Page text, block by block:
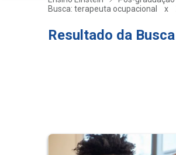
Busca: terapeuta ocupacional
x
Resultado da Busca